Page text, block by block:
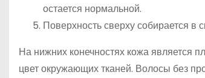
остается нормальной.
Поверхность сверху собирается в
На нижних конечностях кожа является
цвет окружающих тканей. Волосы без